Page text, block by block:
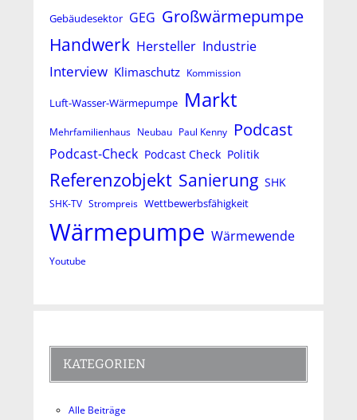
Gebäudesektor GEG Großwärmepumpe
Handwerk Hersteller Industrie
Interview Klimaschutz Kommission
Luft-Wasser-Wärmepumpe Markt
Mehrfamilienhaus Neubau Paul Kenny Podcast
Podcast-Check Podcast Check Politik
Referenzobjekt Sanierung SHK
SHK-TV Strompreis Wettbewerbsfähigkeit
Wärmepumpe Wärmewende
Youtube
KATEGORIEN
Alle Beiträge